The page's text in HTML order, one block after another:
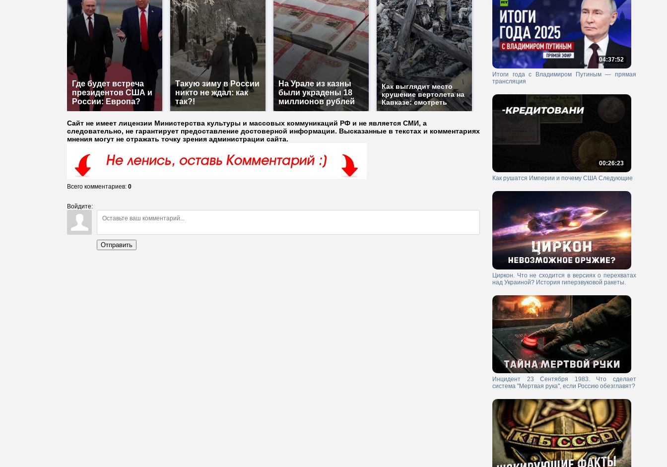
Где будет встреча
президентов США и
России: Европа?
Такую зиму в России
никто не ждал: как
так?!
На Урале из казны
были украдены 18
миллионов рублей
Как выглядит место
крушение вертолета на
Кавказе: смотреть
Сайт не имеет лицензии Министерства культуры и массовых коммуникаций РФ и не является СМИ, а
следовательно, не гарантирует предоставление достоверной информации. Высказанные в текстах и комментариях
мнения могут не отражать точку зрения администрации сайта.
Всего комментариев: 0
Войдите:
Отправить
04:37:52
Итоги года с Владимиром Путиным — прямая
трансляция
00:26:23
Как рушатся Империи и почему США Следующие
Циркон. Что не сходится в версиях о перехватах
над Украиной? История гиперзвуковой ракеты.
Инцидент 23 Сентября 1983. Что сделает
система "Мертвая рука", если Россию обезглавят?